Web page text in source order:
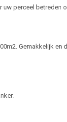
perceel betreden
Gemakkelijk en